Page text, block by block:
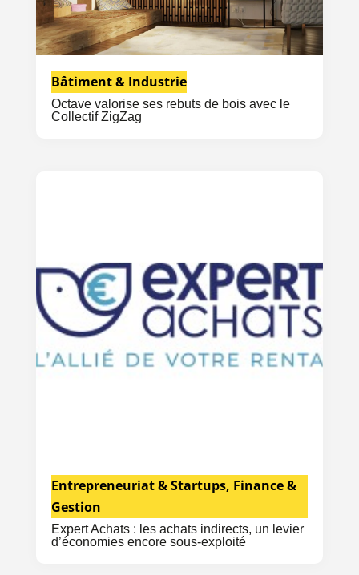
Octave valorise ses rebuts de bois avec le
Collectif ZigZag
Bâtiment & Industrie
Expert Achats : les achats indirects, un levier
d’économies encore sous-exploité
Entrepreneuriat & Startups, Finance &
Gestion